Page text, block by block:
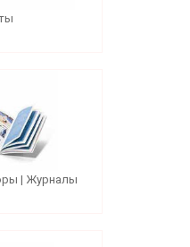
| Журналы